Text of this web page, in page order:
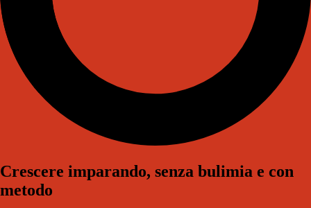
Crescere imparando, senza bulimia e con
metodo